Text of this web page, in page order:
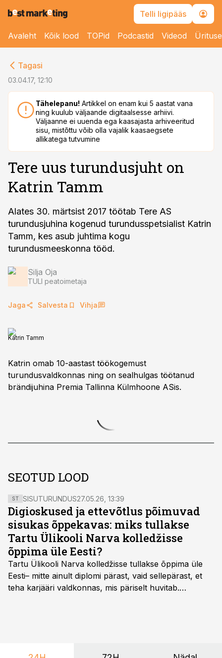
Telli ligipääs
Avaleht Kõik lood TOPid Podcastid Videod
Tagasi
03.04.17, 12:10
Tähelepanu! Artikkel on enam kui 5 aastat vana
ning kuulub väljaande digitaalsesse arhiivi.
Väljaanne ei uuenda ega kaasajasta arhiveeritud
sisu, mistõttu võib olla vajalik kaasaegsete
allikatega tutvumine
Tere uus turundusjuht on
Katrin Tamm
Alates 30. märtsist 2017 töötab Tere AS
turundusjuhina kogenud turundusspetsialist Katrin
Tamm, kes asub juhtima kogu
turundusmeeskonna tööd.
Silja Oja
TULI peatoimetaja
Jaga Salvesta Vihja
Katrin Tamm
Katrin omab 10-aastast töökogemust
turundusvaldkonnas ning on sealhulgas töötanud
brändijuhina Premia Tallinna Külmhoone ASis.
SEOTUD LOOD
ST SISUTURUNDUS27.05.26, 13:39
Digioskused ja ettevõtlus põimuvad
sisukas õppekavas: miks tullakse
Tartu Ülikooli Narva kolledžisse
õppima üle Eesti?
Tartu Ülikooli Narva kolledžisse tullakse õppima üle
Eesti– mitte ainult diplomi pärast, vaid sellepärast, et
teha karjääri valdkonnas, mis päriselt huvitab.